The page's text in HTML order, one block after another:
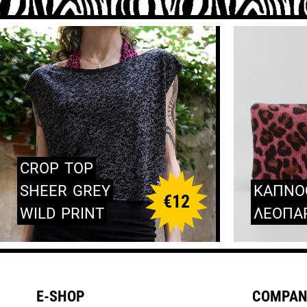
CROP TOP
SHEER GREY
WILD PRINT
€12
E-SHOP